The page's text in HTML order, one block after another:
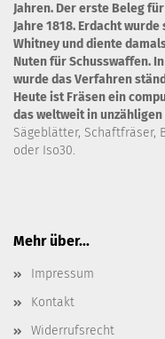
Jahren. Der erste Beleg
Jahre 1818. Erdacht
Whitney und diente
Nuten für Schusswaffen.
wurde das Verfahren
Heute ist Fräsen ein
das weltweit in
Sägeblätter, Schaftfräser,
oder Iso30.
Mehr über...
Impressum
Kontakt
Widerrufsrecht